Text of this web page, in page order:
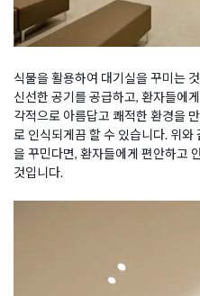
식물을 활용하여 대기실을 꾸미는
신선한 공기를 공급하고, 환자들에
각적으로 아름답고 쾌적한 환경을
로 인식되게끔 할 수 있습니다. 위와
을 꾸민다면, 환자들에게 편안하고
것입니다.